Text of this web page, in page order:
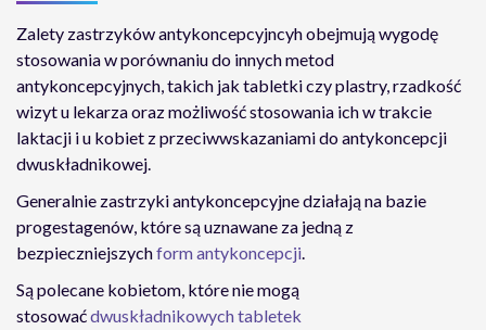
Zalety zastrzyków antykoncepcyjncyh obejmują wygodę
stosowania w porównaniu do innych metod
antykoncepcyjnych, takich jak tabletki czy plastry, rzadkość
wizyt u lekarza oraz możliwość stosowania ich w trakcie
laktacji i u kobiet z przeciwwskazaniami do antykoncepcji
dwuskładnikowej.
Generalnie zastrzyki antykoncepcyjne działają na bazie
progestagenów, które są uznawane za jedną z
bezpieczniejszychform antykoncepcji.
Są polecane kobietom, które nie mogą
stosowaćdwuskładnikowych tabletek